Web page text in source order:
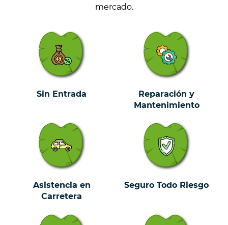
mercado.
Sin Entrada
Reparación y
Mantenimiento
Asistencia en
Carretera
Seguro Todo Riesgo